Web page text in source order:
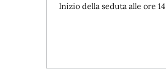
Inizio della seduta alle ore 14